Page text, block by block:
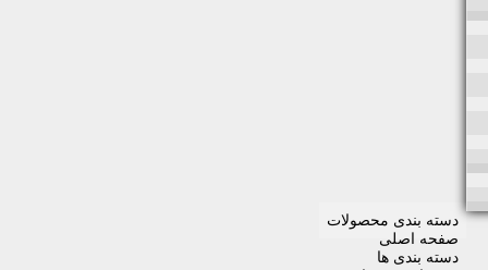
دسته بندی محصولات
صفحه اصلی
دسته بندی ها